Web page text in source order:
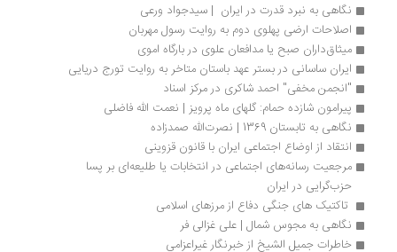
نگاهی به نبرد قدرت در ایران  | سیدجواد ورعی
اصلاحات ارضی پهلوی دوم به روایت رسول مهربان
میثاق‎داران صبح یا مدافعان علوی در بارگاه اموی
ایران ساسانی در بستر عهد باستان متاخر به روایت تورج دریایی
"انجمن مخفی" احمد شاکری در مرکز اسناد
پیرامون شازده حمام: گلهای ماه پرویز | نعمت الله فاضلی
نگاهی به تابستان 1369 | نصرت‌الله صمدزاده
انتقاد از اوضاع اجتماعی ایران با قانون قزوینی
مرجعیت رسانه‌های اجتماعی در انتخابات یا طلیعه‌ای بر پسا
حزب‌گرایی در ایران
تاکتیک های جنگی دفاع از مرزهای اسلامی
نگاهی به مجوس شمال | علی غزالی فر
خاطرات جمیل الشیخ از خبرنگار غیراعزامی